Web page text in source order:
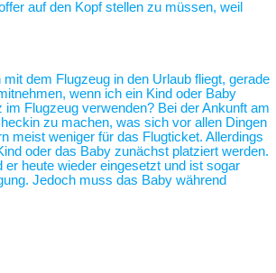
auf den Kopf stellen zu müssen, weil
dem Flugzeug in den Urlaub fliegt, gerade
wenn ich ein Kind oder Baby
Flugzeug verwenden? Bei der Ankunft am
zu machen, was sich vor allen Dingen
meist weniger für das Flugticket. Allerdings
oder das Baby zunächst platziert werden.
heute wieder eingesetzt und ist sogar
Jedoch muss das Baby während